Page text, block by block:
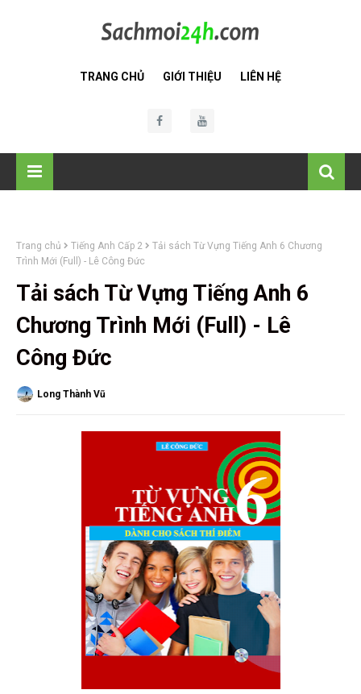
TRANG CHỦ GIỚI THIỆU LIÊN HỆ
Trang chủ Tiếng Anh Cấp 2
Tải sách Từ Vựng Tiếng Anh 6 Chương
Trình Mới (Full) - Lê Công Đức
Tải sách Từ Vựng Tiếng Anh 6
Chương Trình Mới (Full) - Lê
Công Đức
Long Thành Vũ